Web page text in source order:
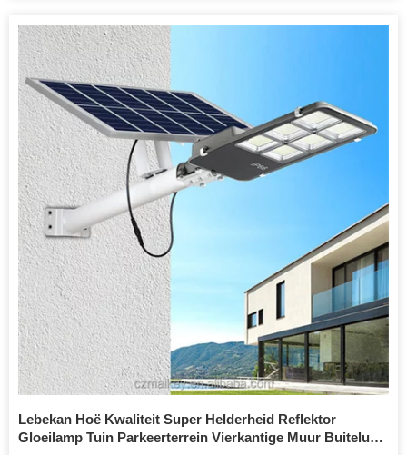
Lebekan Hoë Kwaliteit Super Helderheid Reflektor
Gloeilamp Tuin Parkeerterrein Vierkantige Muur Buitelug